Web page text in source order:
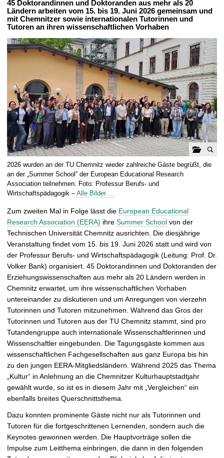
45 Doktorandinnen und Doktoranden aus mehr als 20
Ländern arbeiten vom 15. bis 19. Juni 2026 gemeinsam und
mit Chemnitzer sowie internationalen Tutorinnen und
Tutoren an ihren wissenschaftlichen Vorhaben
a
l
e
2026 wurden an der TU Chemnitz wieder zahlreiche Gäste begrüßt, die
an der „Summer School” der European Educational Research
Association teilnehmen. Foto: Professur Berufs- und
Wirtschaftspädagogik –Alle Bilder …
Zum zweiten Mal in Folge lässt die European Educational
Research Association (EERA) ihre Summer School von der
Technischen Universität Chemnitz ausrichten. Die diesjährige
Veranstaltung findet vom 15. bis 19. Juni 2026 statt und wird von
der Professur Berufs- und Wirtschaftspädagogik (Leitung: Prof. Dr.
Volker Bank) organisiert. 45 Doktorandinnen und Doktoranden der
Erziehungswissenschaften aus mehr als 20 Ländern werden in
Chemnitz erwartet, um ihre wissenschaftlichen Vorhaben
untereinander zu diskutieren und um Anregungen von vierzehn
Tutorinnen und Tutoren mitzunehmen. Während das Gros der
Tutorinnen und Tutoren aus der TU Chemnitz stammt, sind pro
Tutandengruppe auch internationale Wissenschaftlerinnen und
Wissenschaftler eingebunden. Die Tagungsgäste kommen aus
wissenschaftlichen Fachgesellschaften aus ganz Europa bis hin
zu den jungen EERA-Mitgliedsländern. Während 2025 das Thema
„Kultur“ in Anlehnung an die Chemnitzer Kulturhauptstadtjahr
gewählt wurde, so ist es in diesem Jahr mit „Vergleichen“ ein
ebenfalls breites Querschnittsthema.
Dazu konnten prominente Gäste nicht nur als Tutorinnen und
Tutoren für die fortgeschrittenen Lernenden, sondern auch die
Keynotes gewonnen werden. Die Hauptvorträge sollen die
Impulse zum Leitthema einbringen, die dann in den folgenden